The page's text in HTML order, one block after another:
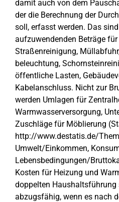
damit auch von dem
der die Berechnung der
soll, erfasst werden. Das
aufzuwendenden Beträge
Straßenreinigung,
beleuchtung,
öffentliche Lasten,
Kabelanschluss. Nicht zur
werden Umlagen für
Warmwasserversorgung,
Zuschläge für Möblierung
http://www.destatis.de/
Umwelt/Einkommen,
Lebensbedingungen/
Kosten für Heizung und
doppelten Haushaltsführung
abzugsfähig, wenn es nach